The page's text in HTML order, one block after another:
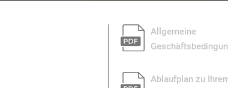
Allgemeine
Ablaufplan zu